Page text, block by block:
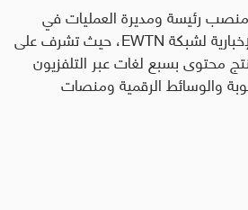
لشبكةEWTN، حيث تشرف على
محتوى بسبع لغات عبر التلفزيون
والوسائط الرقمية ومنصات